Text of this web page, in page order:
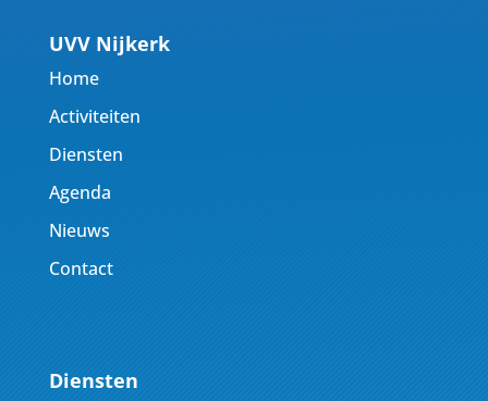
UVV Nijkerk
Home
Activiteiten
Diensten
Agenda
Nieuws
Contact
Diensten